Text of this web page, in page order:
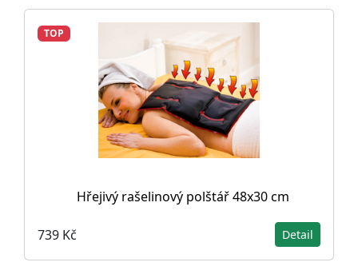
TOP
Hřejivý rašelinový polštář 48x30 cm
739 Kč Detail